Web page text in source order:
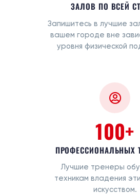
ЗАЛОВ ПО ВСЕЙ
Запишитесь в лучшие
вашем городе вне
уровня физической
100+
ПРОФЕССИОНАЛЬНЫХ
Лучшие тренеры
техникам владения
искусством.